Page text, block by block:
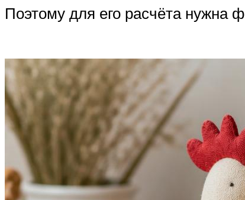
Поэтому для его расчёта нужна